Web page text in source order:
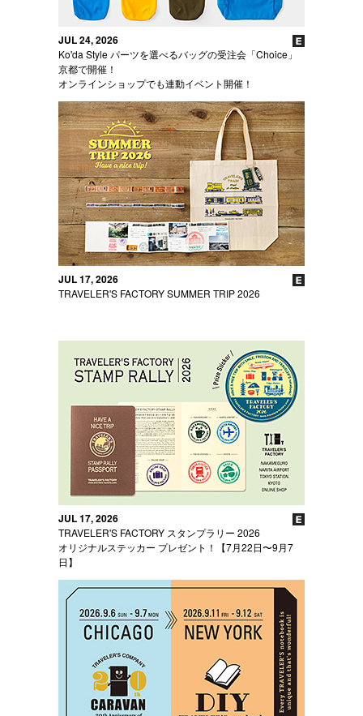
JUL 24, 2026
Ko'da Style パーツを選べるバッグの受注会「Choice」
京都で開催！
オンラインショップでも連動イベント開催！
JUL 17, 2026
TRAVELER'S FACTORY SUMMER TRIP 2026
JUL 17, 2026
TRAVELER'S FACTORY スタンプラリー 2026
オリジナルステッカー プレゼント！【7月22日〜9月7
日】